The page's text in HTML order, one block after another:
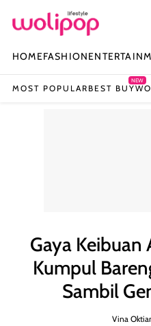
HOMEFASHION
MOST POPULAR BEST BUY
NEW
Gaya Keibuan
Kumpul
Sambil
Vina